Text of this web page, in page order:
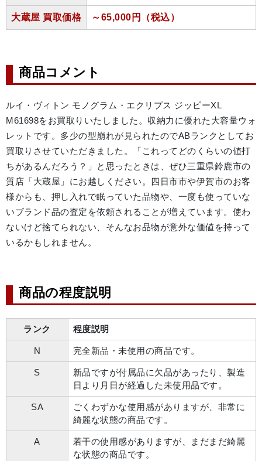
大蔵屋 買取価格 ～65,000円（税込）
商品コメント
ルイ・ヴィトン モノグラム・エクリプス ジッピーXL
M61698をお買取りいたしました。収納力に優れた大容量ウォ
レットです。多少の型崩れが見られたのでABランクとしてお
買取りさせていただきました。「これってどのくらいの値打
ちがあるんだろう？」と思ったときは、ぜひ三重県鈴鹿市の
質店「大蔵屋」にお越しください。四日市市や伊賀市のお客
様からも、押し入れで眠っていた品物や、一度も使っていな
いブランド品の査定を依頼されることが増えています。使わ
ないけど捨てられない、そんなお品物が意外な価値を持って
いるかもしれません。
商品の程度説明
ランク 程度説明
N 完全新品・未使用の商品です。
S
新品ですが付属品に欠品があったり、製造
日より月日が経過した未使用品です。
SA
ごくわずかな使用感がありますが、非常に
綺麗な状態の商品です。
A
若干の使用感がありますが、まだまだ綺麗
な状態の商品です。